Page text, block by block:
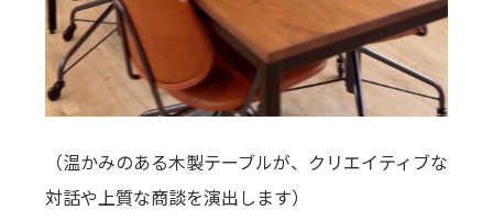
（温かみのある木製テーブルが、クリエイティブな
対話や上質な商談を演出します）